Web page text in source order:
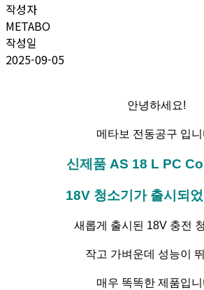
작성자
METABO
작성일
2025-09-05
안녕하세요!
메타보 전동공구 입니
신제품 AS 18 L PC
18V 청소기가 출시되
새롭게 출시된 18V 충전
작고 가벼운데 성능이
매우 똑똑한 제품입니